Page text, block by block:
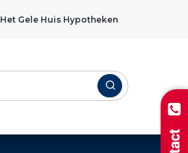
Het Gele Huis Hypotheken